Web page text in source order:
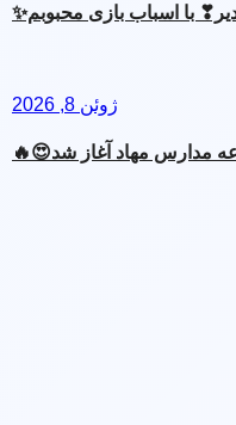
با اسباب بازی محبوبم✨
ژوئن 8, 2026
مدارس مهاد آغاز شد😍🔥